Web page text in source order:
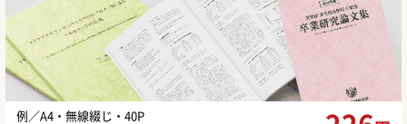
例／A4・無線綴じ・40P